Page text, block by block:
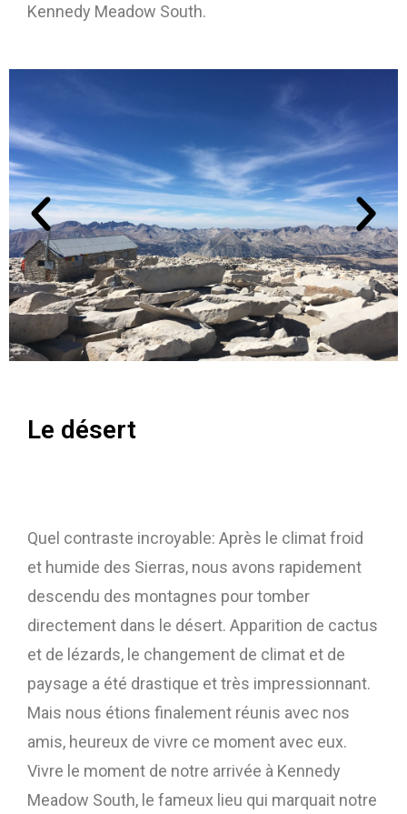
Kennedy Meadow South.
Le désert
Quel contraste incroyable: Après le climat froid
et humide des Sierras, nous avons rapidement
descendu des montagnes pour tomber
directement dans le désert. Apparition de cactus
et de lézards, le changement de climat et de
paysage a été drastique et très impressionnant.
Mais nous étions finalement réunis avec nos
amis, heureux de vivre ce moment avec eux.
Vivre le moment de notre arrivée à Kennedy
Meadow South, le fameux lieu qui marquait notre